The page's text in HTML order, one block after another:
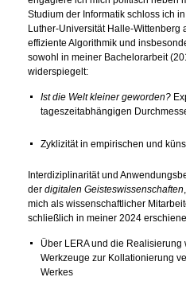
Studium der Informatik schloss ich
Luther-Universität Halle-
effiziente Algorithmik und
sowohl in meiner Bachelorarbeit
widerspiegelt:
Ist die Welt kleiner geworden?
tageszeitabhängigen
Zyklizität in empirischen und
Interdiziplinarität und
der digitalen Geisteswissenschaften
mich als wissenschaftlicher
schließlich in meiner 2024
Über LERA und die
Werkzeuge zur Kollationierung
Werkes